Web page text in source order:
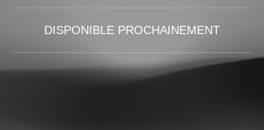
DISPONIBLE PROCHAINEMENT